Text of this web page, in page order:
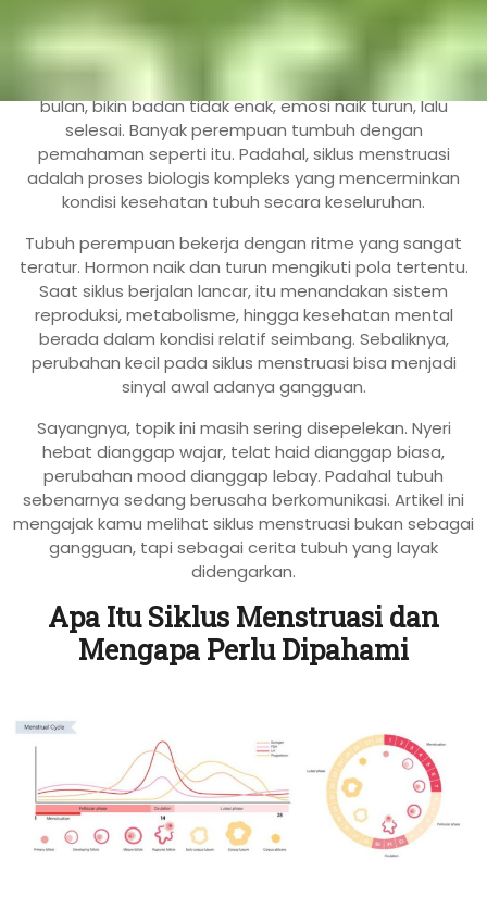
Jakarta,incahospital.co.id Siklus menstruasisering
bulan, bikin badan tidak enak, emosi naik turun, lalu
selesai. Banyak perempuan tumbuh dengan
pemahaman seperti itu. Padahal, siklus menstruasi
adalah proses biologis kompleks yang mencerminkan
kondisi kesehatan tubuh secara keseluruhan.
Tubuh perempuan bekerja dengan ritme yang sangat
teratur. Hormon naik dan turun mengikuti pola tertentu.
Saat siklus berjalan lancar, itu menandakan sistem
reproduksi, metabolisme, hingga kesehatan mental
berada dalam kondisi relatif seimbang. Sebaliknya,
perubahan kecil pada siklus menstruasi bisa menjadi
sinyal awal adanya gangguan.
Sayangnya, topik ini masih sering disepelekan. Nyeri
hebat dianggap wajar, telat haid dianggap biasa,
perubahan mood dianggap lebay. Padahal tubuh
sebenarnya sedang berusaha berkomunikasi. Artikel ini
mengajak kamu melihat siklus menstruasi bukan sebagai
gangguan, tapi sebagai cerita tubuh yang layak
didengarkan.
Apa Itu Siklus Menstruasi dan
Mengapa Perlu Dipahami